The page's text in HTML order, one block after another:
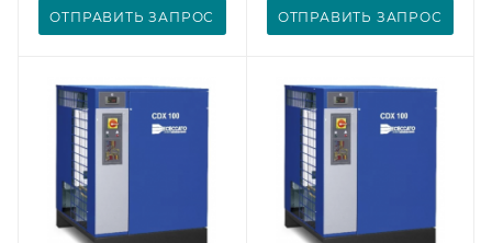
ОТПРАВИТЬ ЗАПРОС ОТПРАВИТЬ ЗАПРОС